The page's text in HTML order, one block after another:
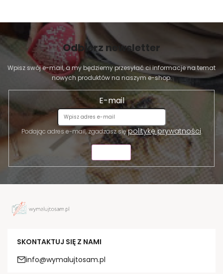
Odbierz newsletter
Wpisz swój e-mail, a my będziemy przesyłać ci informacje na temat
nowych produktów na naszym e-shop.
E-mail
Podając adres e-mail, zgadzasz siępolitykę prywatności.
SKONTAKTUJ SIĘ Z NAMI
info@wymalujtosam.pl